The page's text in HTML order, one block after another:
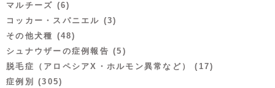
マルチーズ (6)
コッカー・スパニエル (3)
その他犬種 (48)
シュナウザーの症例報告 (5)
脱毛症（アロペシアX・ホルモン異常など） (17)
症例別 (305)